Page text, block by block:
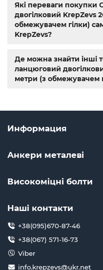
Які переваги покупки
двогілковий KrepZevs
обмежувачем гілки)
KrepZevs?
Де можна знайти інші
ланцюговий
метри (з обмежувачем
Информация
Анкери металеві
Високоміцні болти
Наші контакти
+38(095)670-87-46
+38(067) 571-16-73
Viber
info.krepzevs@ukr.net